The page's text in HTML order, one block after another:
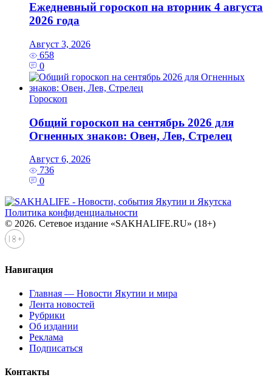
Ежедневный гороскоп на вторник 4 августа
2026 года
Август 3, 2026
658
0
Гороскоп
Общий гороскоп на сентябрь 2026 для
Огненных знаков: Овен, Лев, Стрелец
Август 6, 2026
736
0
Политика конфиденциальности
© 2026. Сетевое издание «SAKHALIFE.RU» (18+)
Навигация
Главная — Новости Якутии и мира
Лента новостей
Рубрики
Об издании
Реклама
Подписаться
Контакты